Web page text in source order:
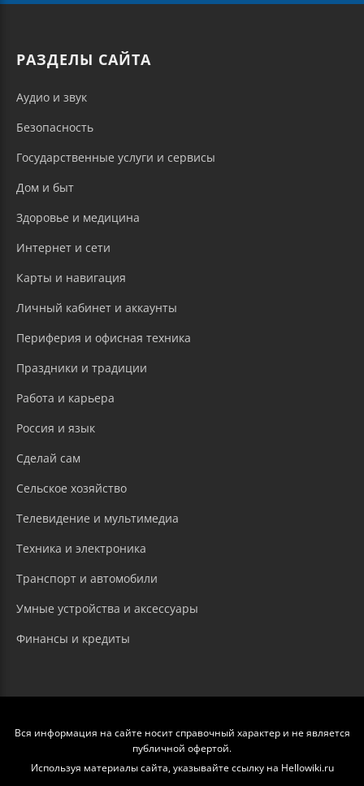
РАЗДЕЛЫ САЙТА
Аудио и звук
Безопасность
Государственные услуги и сервисы
Дом и быт
Здоровье и медицина
Интернет и сети
Карты и навигация
Личный кабинет и аккаунты
Периферия и офисная техника
Праздники и традиции
Работа и карьера
Россия и язык
Сделай сам
Сельское хозяйство
Телевидение и мультимедиа
Техника и электроника
Транспорт и автомобили
Умные устройства и аксессуары
Финансы и кредиты
Вся информация на сайте носит справочный характер и не является
публичной офертой.
Используя материалы сайта, указывайте ссылку на Hellowiki.ru